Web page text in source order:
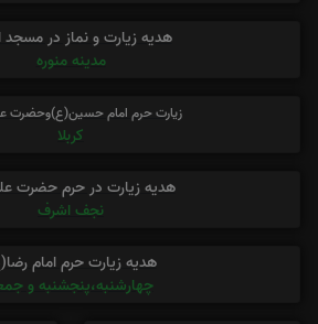
هدیه زیارت و نماز در مسجد
مدینه منوره
زیارت حرم امام حسین(ع)وحضرت
کربلا
هدیه زیارت در حرم حضرت
نجف اشرف
هدیه زیارت حرم امام
چهارشنبه،پنجشنبه و